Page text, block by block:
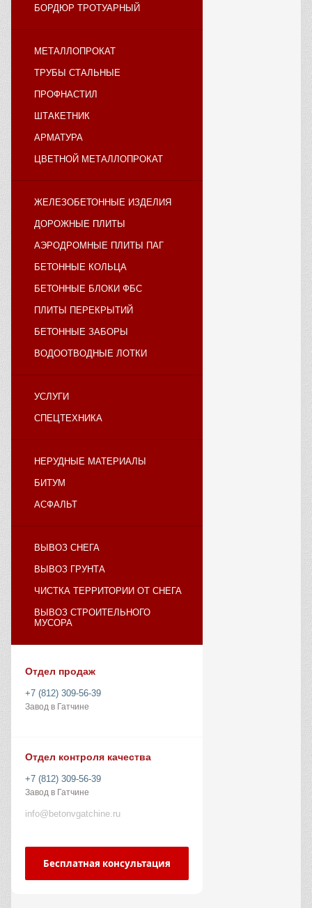
БОРДЮР ТРОТУАРНЫЙ
МЕТАЛЛОПРОКАТ
ТРУБЫ СТАЛЬНЫЕ
ПРОФНАСТИЛ
ШТАКЕТНИК
АРМАТУРА
ЦВЕТНОЙ МЕТАЛЛОПРОКАТ
ЖЕЛЕЗОБЕТОННЫЕ ИЗДЕЛИЯ
ДОРОЖНЫЕ ПЛИТЫ
АЭРОДРОМНЫЕ ПЛИТЫ ПАГ
БЕТОННЫЕ КОЛЬЦА
БЕТОННЫЕ БЛОКИ ФБС
ПЛИТЫ ПЕРЕКРЫТИЙ
БЕТОННЫЕ ЗАБОРЫ
ВОДООТВОДНЫЕ ЛОТКИ
УСЛУГИ
СПЕЦТЕХНИКА
НЕРУДНЫЕ МАТЕРИАЛЫ
БИТУМ
АСФАЛЬТ
ВЫВОЗ СНЕГА
ВЫВОЗ ГРУНТА
ЧИСТКА ТЕРРИТОРИИ ОТ СНЕГА
ВЫВОЗ СТРОИТЕЛЬНОГО
МУСОРА
Отдел продаж
+7 (812) 309-56-39
Завод в Гатчине
Отдел контроля качества
+7 (812) 309-56-39
Завод в Гатчине
info@betonvgatchine.ru
Бесплатная консультация